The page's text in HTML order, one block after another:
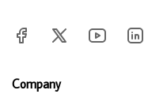
Company